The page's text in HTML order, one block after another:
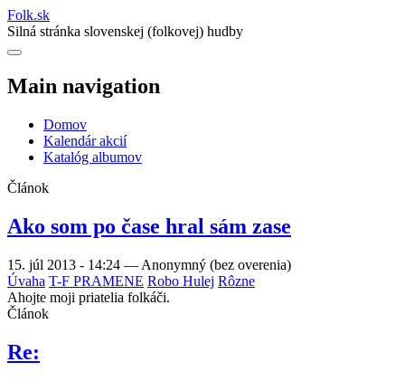
Folk.sk
Silná stránka slovenskej (folkovej) hudby
Main navigation
Domov
Kalendár akcií
Katalóg albumov
Článok
Ako som po čase hral sám zase
15. júl 2013 - 14:24 — Anonymný (bez overenia)
Úvaha T-F PRAMENE Robo Hulej Rôzne
Ahojte moji priatelia folkáči.
Článok
Re: